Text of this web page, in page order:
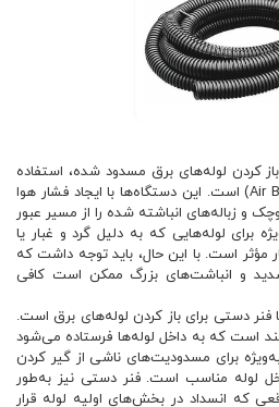
کردن لوله‌های برق مسدود شده، استفاده
از دستگاه‌های دمنده هوا (Air Blower) است. این دستگاه‌ها با ایجاد فشار هوا
و زباله‌های انباشته شده را از مسیر عبور
برای لوله‌هایی که به دلیل گرد و غبار یا
مؤثر است. با این حال، باید توجه داشت که
و انباشت‌های بزرگ ممکن است کافی
فنر دستی برای باز کردن لوله‌های برق است.
است که به داخل لوله‌ها فرستاده می‌شود
به‌ویژه برای مسدودیت‌های ناشی از گیر کردن
لوله مناسب است. فنر دستی نیز به‌طور
که انسداد در بخش‌های اولیه لوله قرار